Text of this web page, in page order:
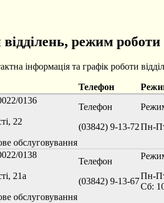
режим роботи
інформація та графік роботи
Телефон
0136
22
обслуговування
Телефон
(03842) 9-13-72Пн-
0138
21а
обслуговування
Телефон
(03842) 9-13-67
Пн-
Сб: